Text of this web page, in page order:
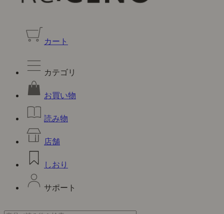
カート
カテゴリ
お買い物
読み物
店舗
しおり
サポート